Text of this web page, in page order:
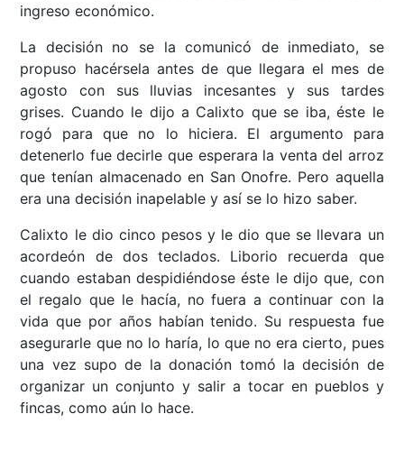
ingreso económico.
La decisión no se la comunicó de inmediato, se
propuso hacérsela antes de que llegara el mes de
agosto con sus lluvias incesantes y sus tardes
grises. Cuando le dijo a Calixto que se iba, éste le
rogó para que no lo hiciera. El argumento para
detenerlo fue decirle que esperara la venta del arroz
que tenían almacenado en San Onofre. Pero aquella
era una decisión inapelable y así se lo hizo saber.
Calixto le dio cinco pesos y le dio que se llevara un
acordeón de dos teclados. Liborio recuerda que
cuando estaban despidiéndose éste le dijo que, con
el regalo que le hacía, no fuera a continuar con la
vida que por años habían tenido. Su respuesta fue
asegurarle que no lo haría, lo que no era cierto, pues
una vez supo de la donación tomó la decisión de
organizar un conjunto y salir a tocar en pueblos y
fincas, como aún lo hace.